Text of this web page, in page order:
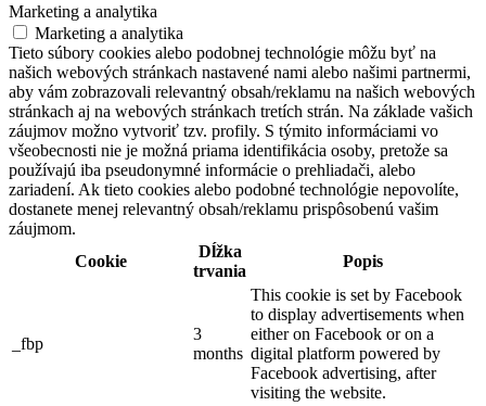
Marketing a analytika
Marketing a analytika
Tieto súbory cookies alebo podobnej technológie môžu byť na
našich webových stránkach nastavené nami alebo našimi partnermi,
aby vám zobrazovali relevantný obsah/reklamu na našich webových
stránkach aj na webových stránkach tretích strán. Na základe vašich
záujmov možno vytvoriť tzv. profily. S týmito informáciami vo
všeobecnosti nie je možná priama identifikácia osoby, pretože sa
používajú iba pseudonymné informácie o prehliadači, alebo
zariadení. Ak tieto cookies alebo podobné technológie nepovolíte,
dostanete menej relevantný obsah/reklamu prispôsobenú vašim
záujmom.
Cookie
Dĺžka
trvania
Popis
_fbp
3
months
This cookie is set by Facebook
to display advertisements when
either on Facebook or on a
digital platform powered by
Facebook advertising, after
visiting the website.